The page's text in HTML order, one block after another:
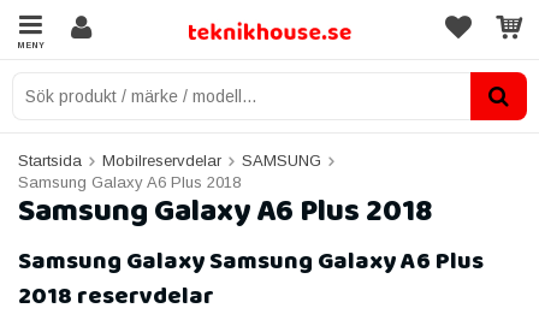
MENY
Startsida Mobilreservdelar
SAMSUNG
Samsung Galaxy A6 Plus 2018
Samsung Galaxy A6 Plus 2018
Samsung Galaxy Samsung Galaxy A6 Plus
2018 reservdelar